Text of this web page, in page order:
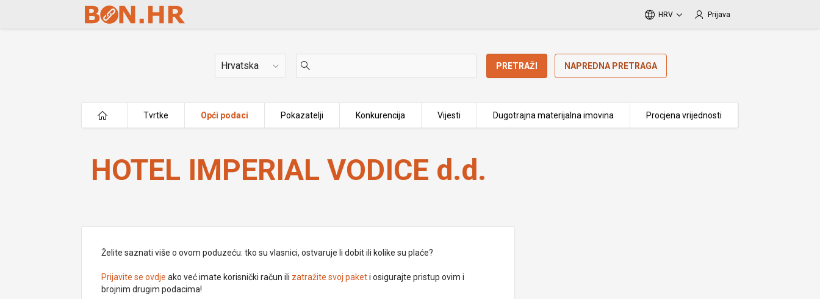
Skip to Main Content
HRV Prijava
Država PRETRAŽI NAPREDNA PRETRAGA
Tvrtke Opći podaci Pokazatelji Konkurencija Vijesti Dugotrajna materijalna imovina Procjena vrijednosti
HOTEL IMPERIAL VODICE d.d.
HOTEL IMPERIAL VODICE d.d.
Želite saznati više o ovom poduzeću: tko su vlasnici, ostvaruje li dobit ili kolike su plaće?
Prijavite se ovdje ako već imate korisnički račun ili zatražite svoj paketi osigurajte pristup ovim i
brojnim drugim podacima!